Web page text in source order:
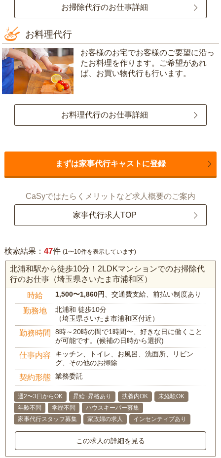
お掃除代行のお仕事詳細
お料理代行
お客様のお宅でお客様のご要望に沿っ
たお料理を作ります。ご希望があれ
ば、お買い物代行も行います。
お料理代行のお仕事詳細
まずは家事代行キャストに登録
CaSyではたらくメリットなど求人概要のご案内
家事代行求人TOP
検索結果： 47件 (1〜10件を表示しています)
北浦和駅から徒歩10分！2LDKマンションでのお掃除代
行のお仕事（埼玉県さいたま市浦和区）
時給 1,500〜1,860円 、交通費支給、前払い制度あり
勤務地
北浦和 徒歩10分
（埼玉県さいたま市浦和区付近）
勤務時間
8時～20時の間で1時間〜、好きな日に働くこと
が可能です。(候補の日時から選択)
仕事内容
キッチン、トイレ、お風呂、洗面所、リビン
グ、その他のお掃除
契約形態 業務委託
週2〜3日からOK 昇給･昇格あり 扶養内OK
未経験OK
年齢不問
学歴不問
ハウスキーパー募集
家事代行スタッフ募集
家政婦の求人 インセンティブあり
この求人の詳細を見る